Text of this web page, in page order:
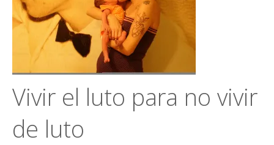
Vivir el luto para no vivir
de luto